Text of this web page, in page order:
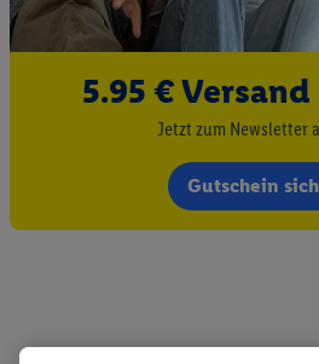
5.95 € Versand
Jetzt zum Newsletter
Gutschein